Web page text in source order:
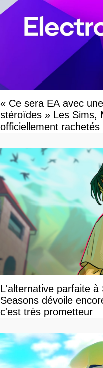
« Ce sera EA avec
stéroïdes » Les Sims,
officiellement
L'alternative parfaite
Seasons dévoile
c'est très prometteur